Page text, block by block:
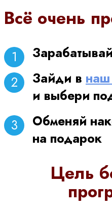
Всё очень
Зайди в наш
и выбери
Обменяй
на подарок
Цель